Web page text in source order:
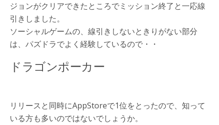
ジョンがクリアできたところでミッション終了と一応線
引きしました。
ソーシャルゲームの、線引きしないときりがない部分
は、パズドラでよく経験しているので・・
ドラゴンポーカー
リリースと同時にAppStoreで1位をとったので、知って
いる方も多いのではないでしょうか。